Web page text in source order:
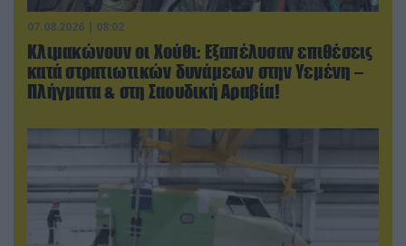
07.08.2026 | 08:02
Κλιμακώνουν οι Χούθι: Eξαπέλυσαν επιθέσεις
κατά στρατιωτικών δυνάμεων στην Υεμένη –
Πλήγματα & στη Σαουδική Αραβία!